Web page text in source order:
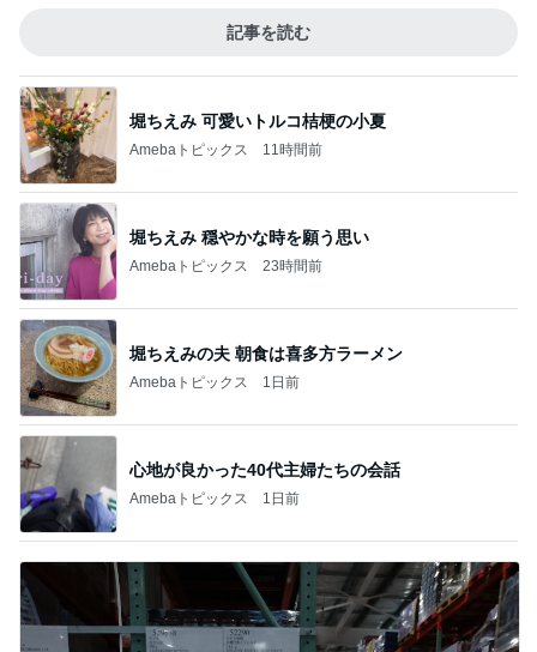
記事を読む
堀ちえみ 可愛いトルコ桔梗の小夏
Amebaトピックス 11時間前
堀ちえみ 穏やかな時を願う思い
Amebaトピックス 23時間前
堀ちえみの夫 朝食は喜多方ラーメン
Amebaトピックス 1日前
心地が良かった40代主婦たちの会話
Amebaトピックス 1日前